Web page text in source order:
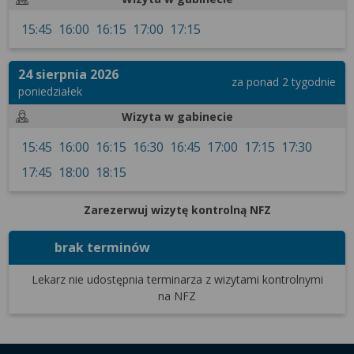
nadpłytkowości
limfadenopatii (powiększonych węzłów chłonnych)
osteomielofibrozy
przewlekłych białaczek szpikowych
przewlekłych białaczek limfocytowych
szpiczaka plazmocytowego
chłoniaków
Lek. Agnieszka Porowska konsultuje pacjentów
dorosłych w języku polskim i angielskim.
Konsultacja hematologiczna dorośli - pierwsza
Porowska)
300
wizyta
(dr n med. Karolina Radomska | lek. Agnieszka
15:45 16:00 16:15 17:00 17:15
24 sierpnia 2026
poniedziałek
za ponad 2 tygodnie
Wizyta w gabinecie
15:45 16:00 16:15 16:30 16:45 17:00 17:15 17:30
17:45 18:00 18:15
Zarezerwuj wizytę kontrolną NFZ
brak terminów
Lekarz nie udostępnia terminarza z wizytami kontrolnymi
na NFZ
danych tylko w niektórych celach. Jeżeli chcesz
dowiedzieć się więcej lub chcesz przeprowadzić
konfigurację szczegółową, to możesz tego dokonać
za pomocą „Ustawień zaawansowanych”.
Więcej informacji na temat wykorzystywania
narzędzi zewnętrznych w naszym serwisie